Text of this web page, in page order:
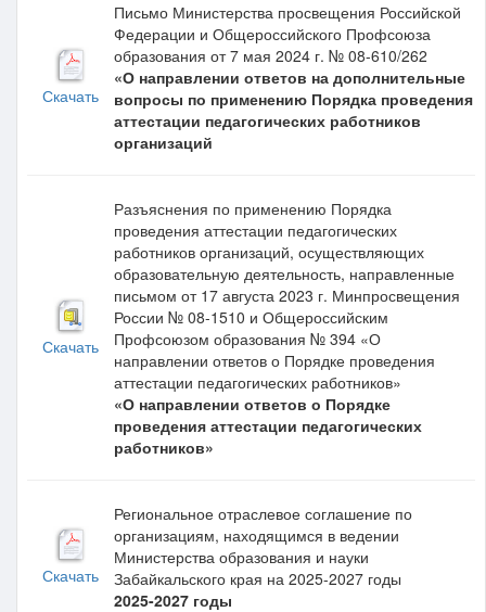
Скачать
Письмо Министерства просвещения Российской
Федерации и Общероссийского Профсоюза
образования от 7 мая 2024 г. № 08-610/262
«О направлении ответов на дополнительные
вопросы по применению Порядка проведения
аттестации педагогических работников
организаций
Скачать
Разъяснения по применению Порядка
проведения аттестации педагогических
работников организаций, осуществляющих
образовательную деятельность, направленные
письмом от 17 августа 2023 г. Минпросвещения
России № 08-1510 и Общероссийским
Профсоюзом образования № 394 «О
направлении ответов о Порядке проведения
аттестации педагогических работников»
«О направлении ответов о Порядке
проведения аттестации педагогических
работников»
Скачать
Региональное отраслевое соглашение по
организациям, находящимся в ведении
Министерства образования и науки
Забайкальского края на 2025-2027 годы
2025-2027 годы